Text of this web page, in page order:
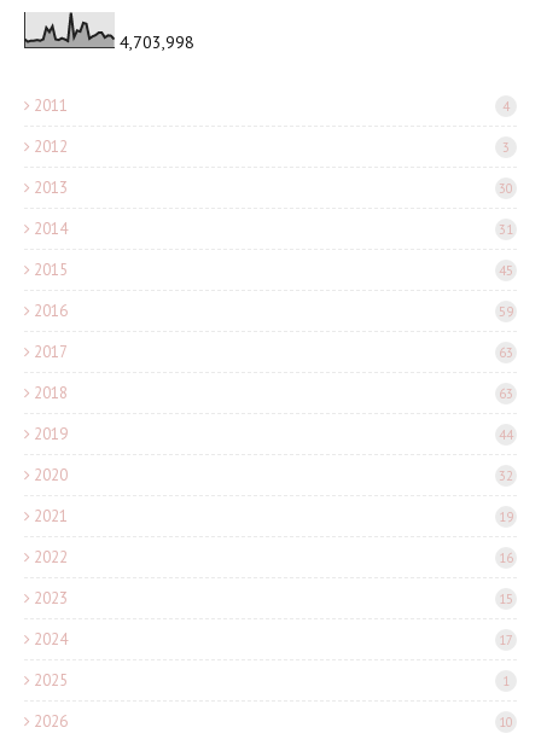
4,703,998
2011 4
2012 3
2013 30
2014 31
2015 45
2016 59
2017 63
2018 63
2019 44
2020 32
2021 19
2022 16
2023 15
2024 17
2025 1
2026 10